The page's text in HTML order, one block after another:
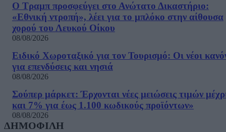
Ο Τραμπ προσφεύγει στο Ανώτατο Δικαστήριο:
«Εθνική ντροπή», λέει για το μπλόκο στην αίθουσα
χορού του Λευκού Οίκου
08/08/2026
Ειδικό Χωροταξικό για τον Τουρισμό: Οι νέοι
για επενδύσεις και νησιά
08/08/2026
Σούπερ μάρκετ: Έρχονται νέες μειώσεις τιμών
και 7% για έως 1.100 κωδικούς προϊόντων»
08/08/2026
ΔΗΜΟΦΙΛΗ